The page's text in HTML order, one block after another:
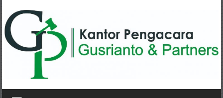
konten
KANTOR